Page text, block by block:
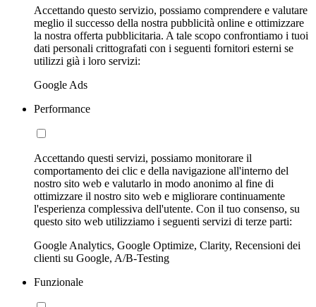
Accettando questo servizio, possiamo comprendere e valutare
meglio il successo della nostra pubblicità online e ottimizzare
la nostra offerta pubblicitaria. A tale scopo confrontiamo i tuoi
dati personali crittografati con i seguenti fornitori esterni se
utilizzi già i loro servizi:
Google Ads
Performance
Accettando questi servizi, possiamo monitorare il
comportamento dei clic e della navigazione all'interno del
nostro sito web e valutarlo in modo anonimo al fine di
ottimizzare il nostro sito web e migliorare continuamente
l'esperienza complessiva dell'utente. Con il tuo consenso, su
questo sito web utilizziamo i seguenti servizi di terze parti:
Google Analytics, Google Optimize, Clarity, Recensioni dei
clienti su Google, A/B-Testing
Funzionale